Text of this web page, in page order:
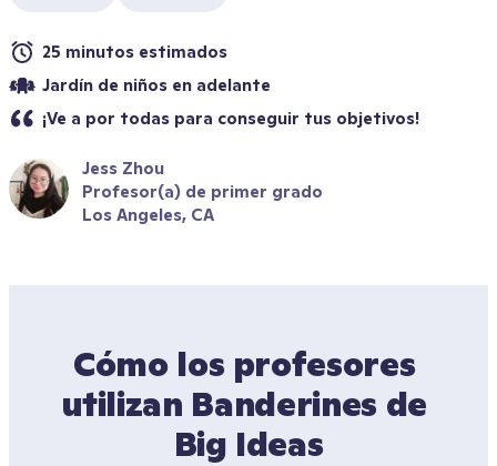
25 minutos estimados
Jardín de niños en adelante
¡Ve a por todas para conseguir tus objetivos!
Jess Zhou
Profesor(a) de primer grado
Los Angeles, CA
Cómo los profesores
utilizan Banderines de
Big Ideas